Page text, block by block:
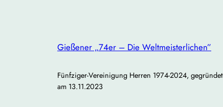
Gießener „74er – Die Weltmeisterlichen”
Fünfziger-Vereinigung Herren 1974-2024, gegründet
am 13.11.2023